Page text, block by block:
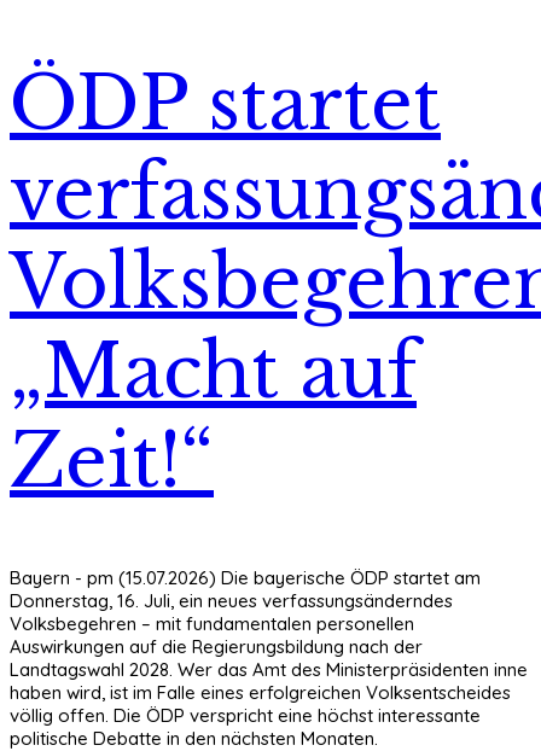
ÖDP startet
„Macht auf
Zeit!“
Bayern - pm (15.07.2026) Die bayerische ÖDP startet am
Donnerstag, 16. Juli, ein neues verfassungsänderndes
Volksbegehren – mit fundamentalen personellen
Auswirkungen auf die Regierungsbildung nach der
Landtagswahl 2028. Wer das Amt des Ministerpräsidenten inne
haben wird, ist im Falle eines erfolgreichen Volksentscheides
völlig offen. Die ÖDP verspricht eine höchst interessante
politische Debatte in den nächsten Monaten.